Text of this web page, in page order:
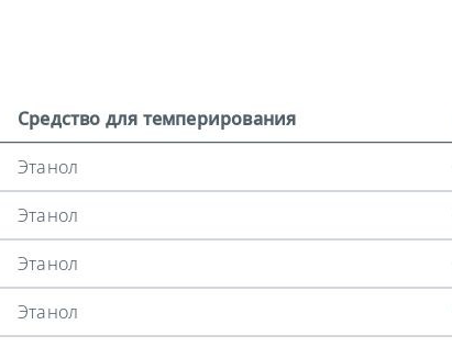
Средство для темперирования
Этанол
Этанол
Этанол
Этанол